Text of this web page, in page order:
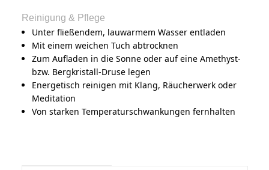
Reinigung & Pflege
Unter fließendem, lauwarmem Wasser entladen
Mit einem weichen Tuch abtrocknen
Zum Aufladen in die Sonne oder auf eine Amethyst-
bzw. Bergkristall-Druse legen
Energetisch reinigen mit Klang, Räucherwerk oder
Meditation
Von starken Temperaturschwankungen fernhalten